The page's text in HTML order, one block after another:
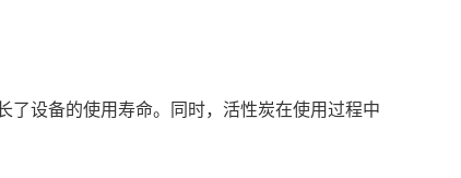
设备的使用寿命。同时，活性炭在使用过程中